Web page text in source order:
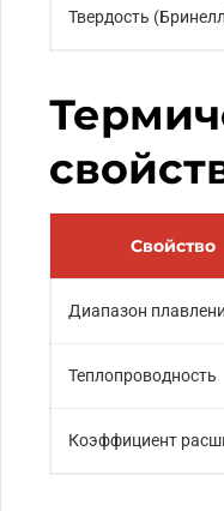
Твердость
Свойство
Диапазон
Теплопроводность
Коэффициент